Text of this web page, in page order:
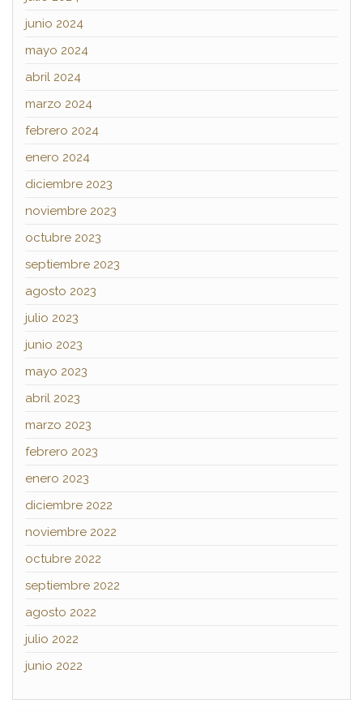
junio 2024
mayo 2024
abril 2024
marzo 2024
febrero 2024
enero 2024
diciembre 2023
noviembre 2023
octubre 2023
septiembre 2023
agosto 2023
julio 2023
junio 2023
mayo 2023
abril 2023
marzo 2023
febrero 2023
enero 2023
diciembre 2022
noviembre 2022
octubre 2022
septiembre 2022
agosto 2022
julio 2022
junio 2022